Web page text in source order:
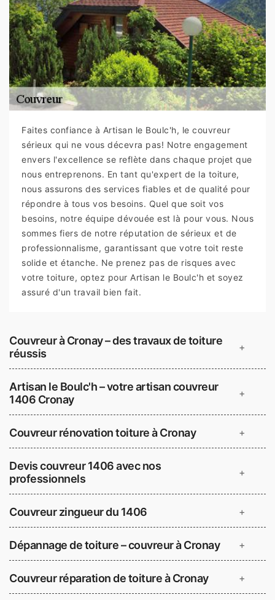
Faites confiance à Artisan le Boulc'h, le couvreur
sérieux qui ne vous décevra pas! Notre engagement
envers l'excellence se reflète dans chaque projet que
nous entreprenons. En tant qu'expert de la toiture,
nous assurons des services fiables et de qualité pour
répondre à tous vos besoins. Quel que soit vos
besoins, notre équipe dévouée est là pour vous. Nous
sommes fiers de notre réputation de sérieux et de
professionnalisme, garantissant que votre toit reste
solide et étanche. Ne prenez pas de risques avec
votre toiture, optez pour Artisan le Boulc'h et soyez
assuré d'un travail bien fait.
Couvreur à Cronay – des travaux de toiture
réussis
+
Artisan le Boulc'h – votre artisan couvreur
1406 Cronay
+
Couvreur rénovation toiture à Cronay +
Devis couvreur 1406 avec nos
professionnels
+
Couvreur zingueur du 1406 +
Dépannage de toiture – couvreur à Cronay +
Couvreur réparation de toiture à Cronay +